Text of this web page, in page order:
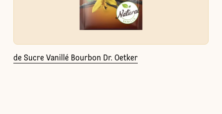
de Sucre Vanillé Bourbon Dr. Oetker